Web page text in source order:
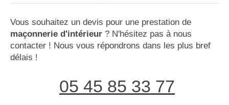
Vous souhaitez un devis pour une prestation de
maçonnerie d'intérieur ? N'hésitez pas à nous
contacter ! Nous vous répondrons dans les plus bref
délais !
05 45 85 33 77